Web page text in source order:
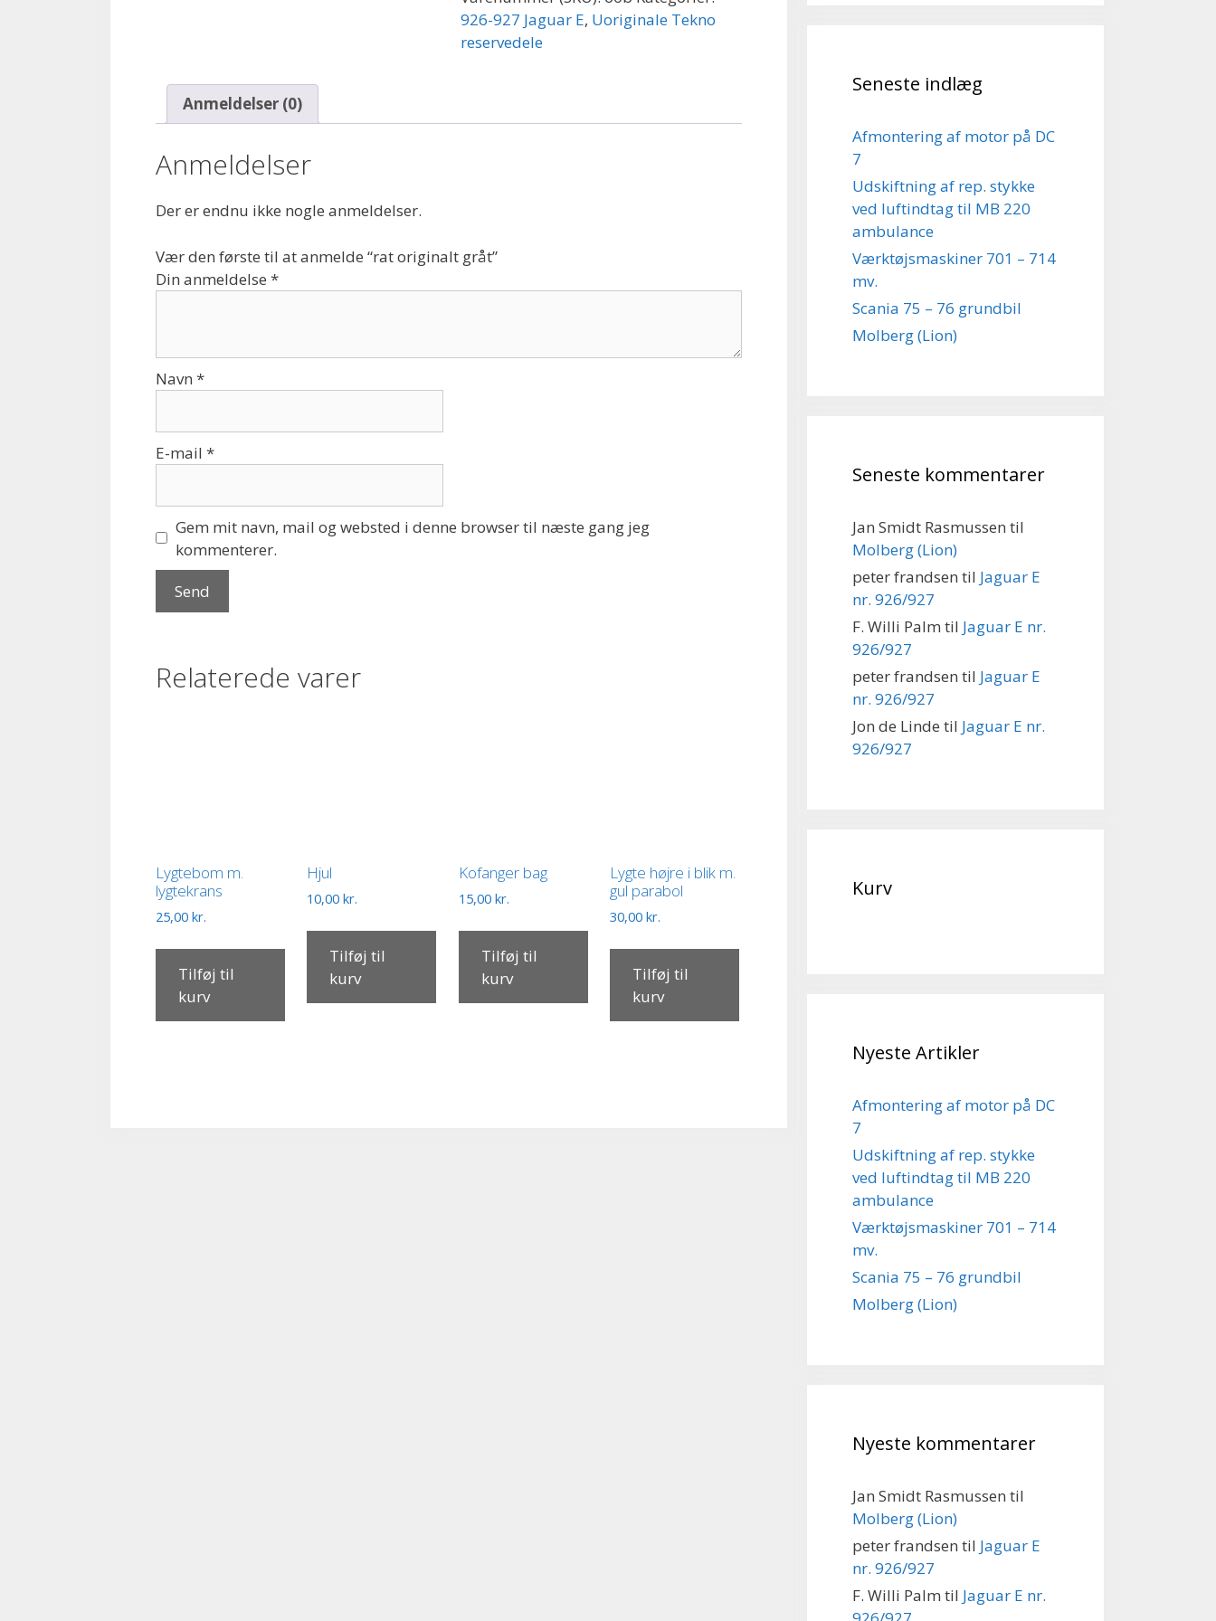
926-927 Jaguar E, Uoriginale Tekno
reservedele
Anmeldelser (0)
Anmeldelser
Der er endnu ikke nogle anmeldelser.
Vær den første til at anmelde “rat originalt gråt”
Din anmeldelse *
Navn *
E-mail *
Gem mit navn, mail og websted i denne browser til næste gang jeg
kommenterer.
Relaterede varer
Lygtebom m.
lygtekrans
25,00 kr.
Tilføj til
kurv
Hjul
10,00kr.
Tilføj til
kurv
Kofanger bag
15,00 kr.
Tilføj til
kurv
Lygte højre i blik m.
gul parabol
30,00kr.
Tilføj til
kurv
Seneste indlæg
Afmontering af motor på DC
7
Udskiftning af rep. stykke
ved luftindtag til MB 220
ambulance
Værktøjsmaskiner 701 – 714
mv.
Scania 75 – 76 grundbil
Molberg (Lion)
Seneste kommentarer
Jan Smidt Rasmussen til
Molberg (Lion)
peter frandsen til Jaguar E
nr. 926/927
F. Willi Palm til Jaguar E nr.
926/927
peter frandsen til Jaguar E
nr. 926/927
Jon de Linde til Jaguar E nr.
926/927
Kurv
Nyeste Artikler
Afmontering af motor på DC
7
Udskiftning af rep. stykke
ved luftindtag til MB 220
ambulance
Værktøjsmaskiner 701 – 714
mv.
Scania 75 – 76 grundbil
Molberg (Lion)
Nyeste kommentarer
Jan Smidt Rasmussen til
Molberg (Lion)
peter frandsen til Jaguar E
nr. 926/927
F. Willi Palm til Jaguar E nr.